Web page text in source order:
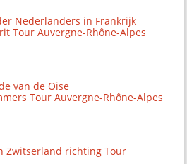
Nederlanders in Frankrijk
Tour Auvergne-Rhône-Alpes
van de Oise
Tour Auvergne-Rhône-Alpes
Zwitserland richting Tour